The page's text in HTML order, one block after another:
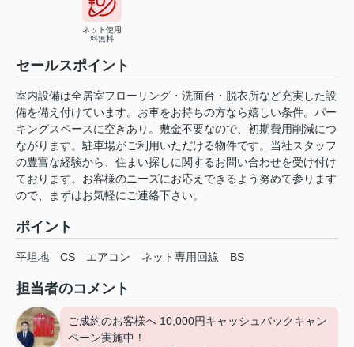
ネット使用
料無料
セールスポイント
室内設備は全居室フローリング・洗面台・脱衣所など充実した設
備を備え付けています。お車をお持ちの方なら嬉しい条件。パー
キングスペースに空きあり。敷金不要なので、初期費用削減につ
ながります。駐車場がご利用いただける物件です。当社スタッフ
の豊富な経験から、住まい探しに関するお問い合わせを受け付け
ております。お客様のニーズにお応えできるよう努めて参ります
ので、まずはお気軽にご連絡下さい。
ポイント
平坦地 CS エアコン ネット専用回線 BS
担当者のコメント
ご成約のお客様へ 10,000円キャッシュバックキャン
ペーン実施中！